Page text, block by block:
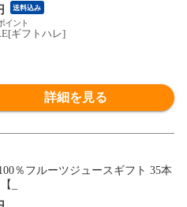
送料込み
ギフトハレ]
詳細を見る
％フルーツジュースギフト 35本
_